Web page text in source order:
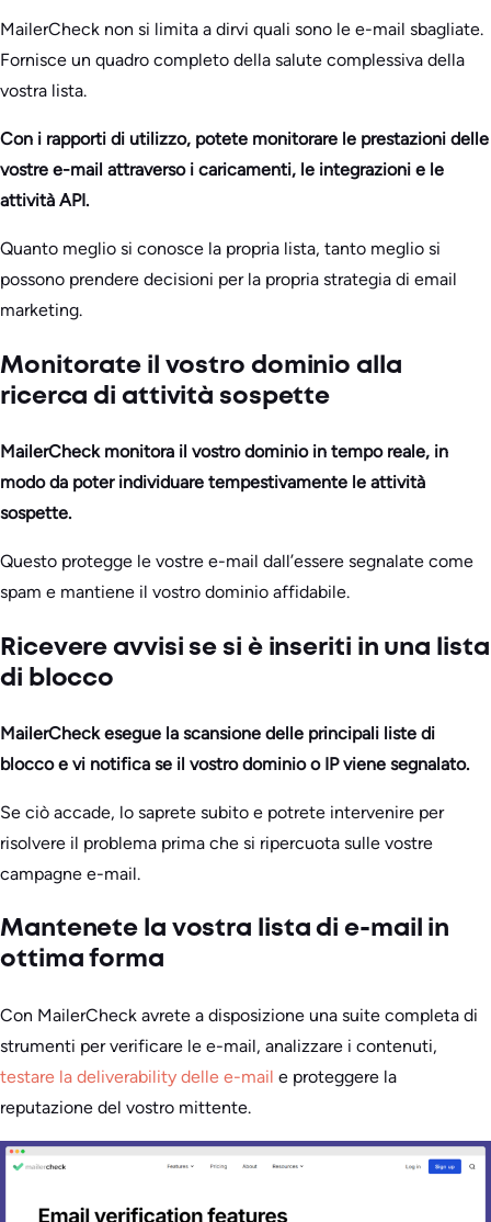
MailerCheck non si limita a dirvi quali sono le e-mail sbagliate.
Fornisce un quadro completo della salute complessiva della
vostra lista.
Con i rapporti di utilizzo, potete monitorare le prestazioni delle
vostre e-mail attraverso i caricamenti, le integrazioni e le
attività API.
Quanto meglio si conosce la propria lista, tanto meglio si
possono prendere decisioni per la propria strategia di email
marketing.
Monitorate il vostro dominio alla
ricerca di attività sospette
MailerCheck monitora il vostro dominio in tempo reale, in
modo da poter individuare tempestivamente le attività
sospette.
Questo protegge le vostre e-mail dall’essere segnalate come
spam e mantiene il vostro dominio affidabile.
Ricevere avvisi se si è inseriti in una lista
di blocco
MailerCheck esegue la scansione delle principali liste di
blocco e vi notifica se il vostro dominio o IP viene segnalato.
Se ciò accade, lo saprete subito e potrete intervenire per
risolvere il problema prima che si ripercuota sulle vostre
campagne e-mail.
Mantenete la vostra lista di e-mail in
ottima forma
Con MailerCheck avrete a disposizione una suite completa di
strumenti per verificare le e-mail, analizzare i contenuti,
testare la deliverability delle e-mail e proteggere la
reputazione del vostro mittente.